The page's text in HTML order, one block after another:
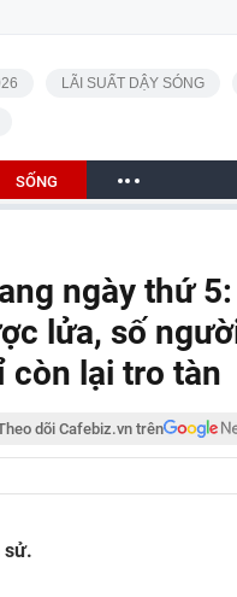
LÃI SUẤT DẬY SÓNG
SỐNG
ngày thứ 5:
lửa, số
còn lại tro tàn
dõi Cafebiz.vn trên
sử.